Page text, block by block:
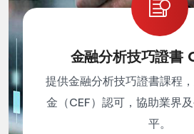
金融分析技巧證書
提供金融分析技巧證書課程
金（CEF）認可，協助業界
平。